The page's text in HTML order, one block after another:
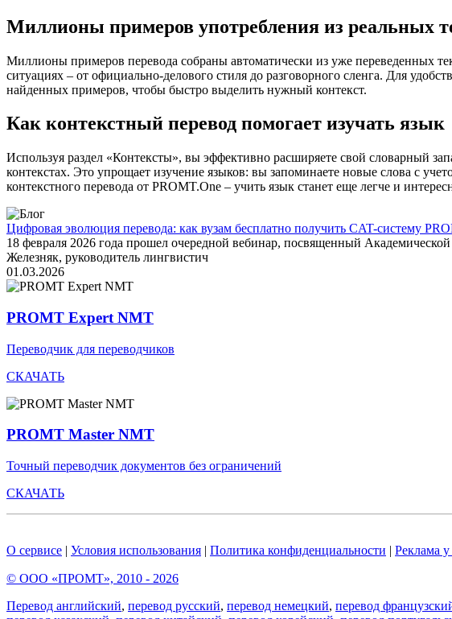
Миллионы примеров употребления из реальных
Миллионы примеров перевода собраны автоматически из уже переведенных
ситуациях – от официально-делового стиля до разговорного сленга. Для
найденных примеров, чтобы быстро выделить нужный контекст.
Как контекстный перевод помогает изучать язык
Используя раздел «Контексты», вы эффективно расширяете свой словарный
контекстах. Это упрощает изучение языков: вы запоминаете новые слова с
контекстного перевода от PROMT.One – учить язык станет еще легче и
Цифровая эволюция перевода: как вузам бесплатно получить CAT-систему
18 февраля 2026 года прошел очередной вебинар, посвященный
Железняк, руководитель лингвистич
01.03.2026
PROMT Expert NMT
Переводчик для переводчиков
СКАЧАТЬ
PROMT Master NMT
Точный переводчик документов без ограничений
СКАЧАТЬ
О сервисе | Условия использования | Политика конфиденциальности | Реклама у
© ООО «ПРОМТ», 2010 - 2026
Перевод английский, перевод русский, перевод немецкий, перевод